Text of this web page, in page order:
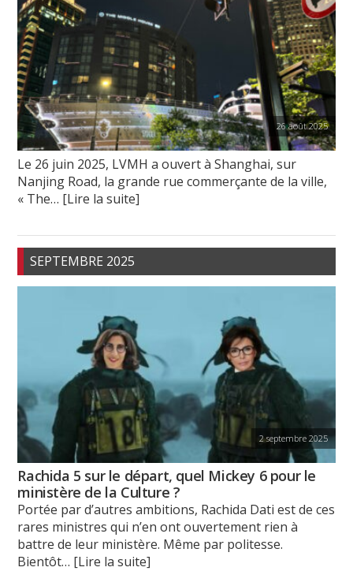
26 août 2025
Le 26 juin 2025, LVMH a ouvert à Shanghai, sur
Nanjing Road, la grande rue commerçante de la ville,
« The… [Lire la suite]
SEPTEMBRE 2025
2 septembre 2025
Rachida 5 sur le départ, quel Mickey 6 pour le
ministère de la Culture ?
Portée par d’autres ambitions, Rachida Dati est de ces
rares ministres qui n’en ont ouvertement rien à
battre de leur ministère. Même par politesse.
Bientôt… [Lire la suite]